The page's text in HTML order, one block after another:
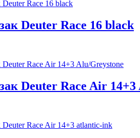
Deuter Race 16 black
Deuter Race Air 14+3